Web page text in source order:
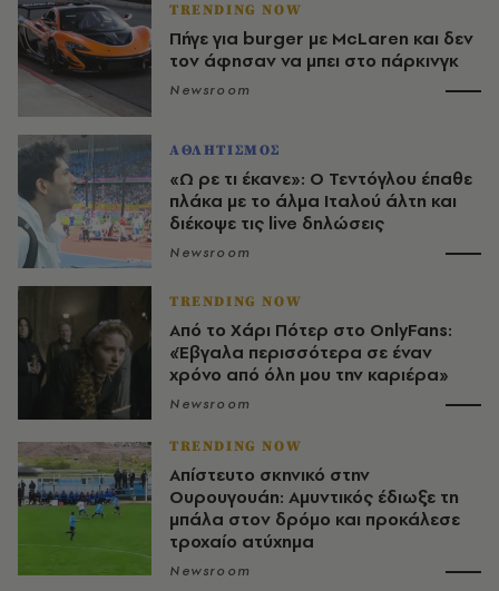
TRENDING NOW
Πήγε για burger με McLaren και δεν
τον άφησαν να μπει στο πάρκινγκ
Newsroom
ΑΘΛΗΤΙΣΜΟΣ
«Ω ρε τι έκανε»: Ο Τεντόγλου έπαθε
πλάκα με το άλμα Ιταλού άλτη και
διέκοψε τις live δηλώσεις
Newsroom
TRENDING NOW
Από το Χάρι Πότερ στο OnlyFans:
«Έβγαλα περισσότερα σε έναν
χρόνο από όλη μου την καριέρα»
Newsroom
TRENDING NOW
Απίστευτο σκηνικό στην
Ουρουγουάη: Αμυντικός έδιωξε τη
μπάλα στον δρόμο και προκάλεσε
τροχαίο ατύχημα
Newsroom